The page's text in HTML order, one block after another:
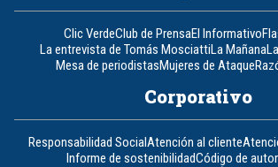
Clic VerdeClub de PrensaEl Informativo
La entrevista de Tomás MosciattiLa Mañana
Mesa de periodistasMujeres de Ataque
Corporativo
Responsabilidad SocialAtención al cliente
Informe de sostenibilidadCódigo de